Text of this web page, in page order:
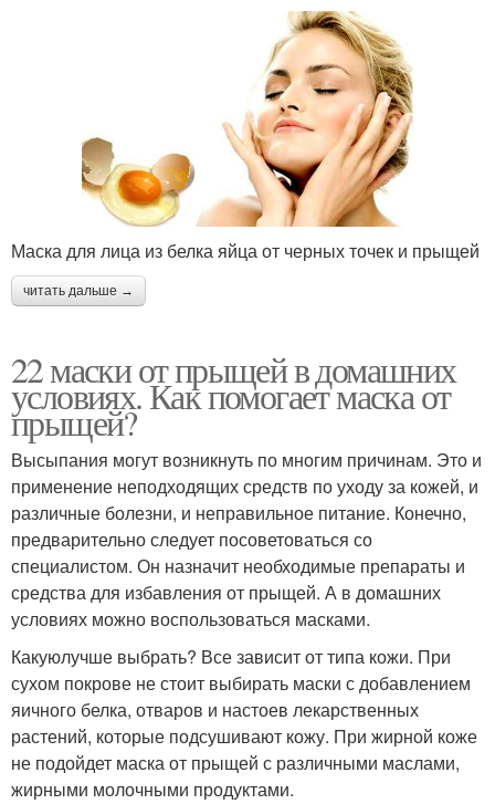
Маска для лица из белка яйца от черных точек и прыщей
читать дальше →
22 маски от прыщей в домашних
условиях. Как помогает маска от
прыщей?
Высыпания могут возникнуть по многим причинам. Это и
применение неподходящих средств по уходу за кожей, и
различные болезни, и неправильное питание. Конечно,
предварительно следует посоветоваться со
специалистом. Он назначит необходимые препараты и
средства для избавления от прыщей. А в домашних
условиях можно воспользоваться масками.
Какуюлучше выбрать? Все зависит от типа кожи. При
сухом покрове не стоит выбирать маски с добавлением
яичного белка, отваров и настоев лекарственных
растений, которые подсушивают кожу. При жирной коже
не подойдет маска от прыщей с различными маслами,
жирными молочными продуктами.